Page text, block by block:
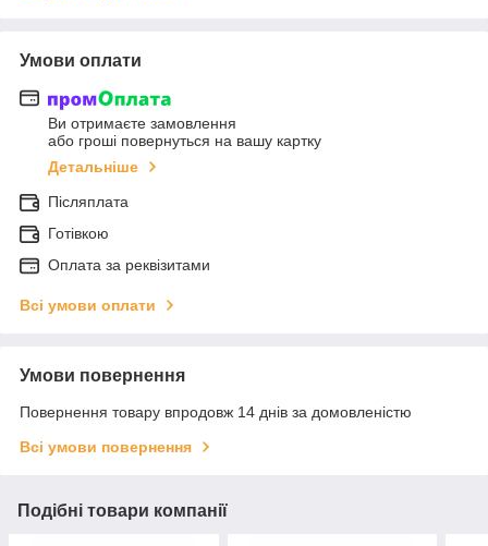
Умови оплати
Ви отримаєте замовлення
або гроші повернуться на вашу картку
Детальніше
Післяплата
Готівкою
Оплата за реквізитами
Всі умови оплати
Умови повернення
Повернення товару впродовж 14 днів за домовленістю
Всі умови повернення
Подібні товари компанії